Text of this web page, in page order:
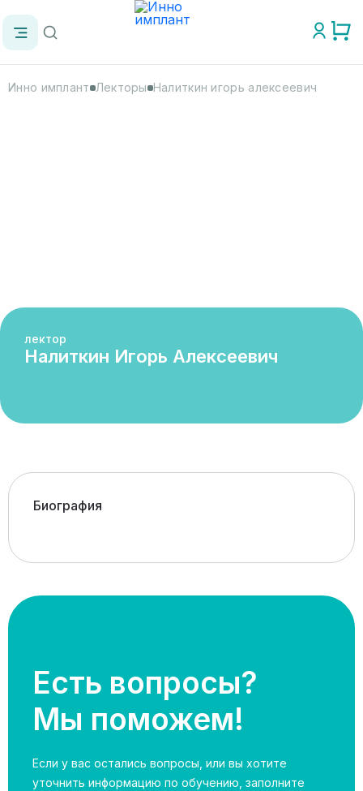
Инно имплант Лекторы Налиткин игорь алексеевич
лектор
Налиткин Игорь Алексеевич
Биография
Есть вопросы?
Мы поможем!
Если у вас остались вопросы, или вы хотите
уточнить информацию по обучению, заполните